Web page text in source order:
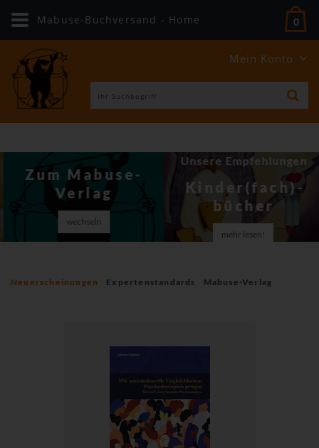
Mein Konto
0
Zum Mabuse-
Verlag
wechseln
Unsere Empfehlungen
Kinder(fach)­
bücher
mehr lesen!
Neuerscheinungen Expertenstandards Mabuse-Verlag
Mabuse-Buchversand - Home